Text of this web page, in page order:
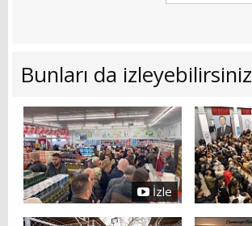
Bunları da izleyebilirsiniz
İzle